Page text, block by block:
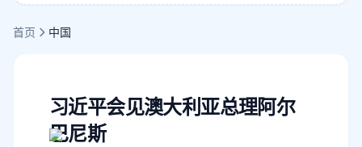
首页 中国
习近平会见澳大利亚总理阿尔
巴尼斯